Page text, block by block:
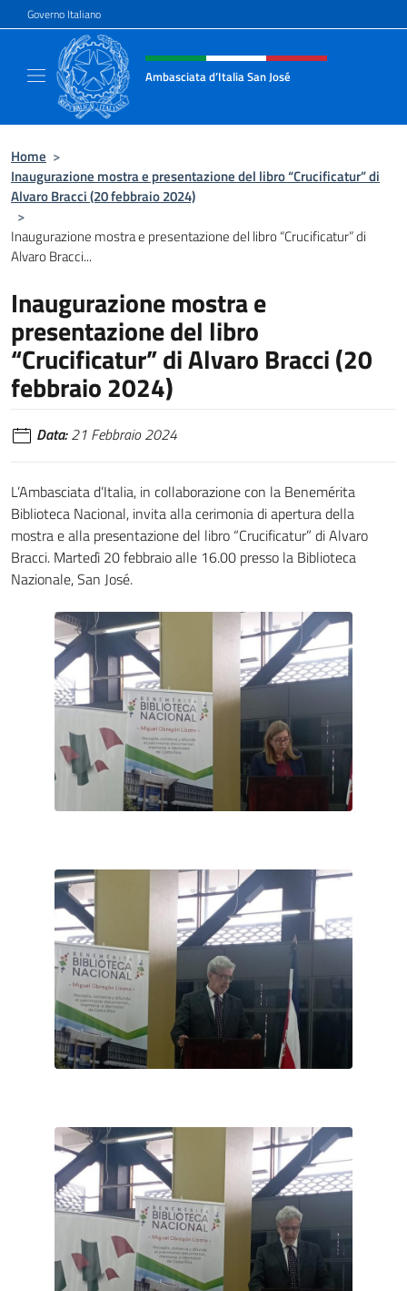
Salta al contenuto
Governo Italiano
Intestazione sito, social e menù
Ambasciata d’Italia San José
Home >
Inaugurazione mostra e presentazione del libro “Crucificatur” di
Alvaro Bracci (20 febbraio 2024)
>
Inaugurazione mostra e presentazione del libro “Crucificatur” di
Alvaro Bracci...
Inaugurazione mostra e
presentazione del libro
“Crucificatur” di Alvaro Bracci (20
febbraio 2024)
Data:21 Febbraio 2024
L’Ambasciata d’Italia, in collaborazione con la Benemérita
Biblioteca Nacional, invita alla cerimonia di apertura della
mostra e alla presentazione del libro “Crucificatur” di Alvaro
Bracci. Martedì 20 febbraio alle 16.00 presso la Biblioteca
Nazionale, San José.